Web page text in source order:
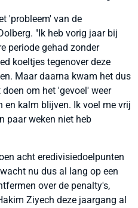
'probleem' van de
"Ik heb vorig jaar bij
periode gehad zonder
koeltjes tegenover deze
Maar daarna kwam het dus
om het 'gevoel' weer
en kalm blijven. Ik voel me vrij
paar weken niet heb
acht eredivisiedoelpunten
nu dus al lang op een
over de penalty's,
Ziyech deze jaargang al